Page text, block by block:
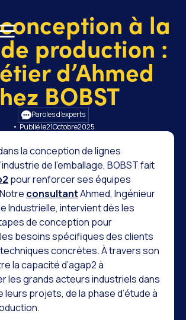
à la
production :
d’Ahmed
BOBST
Paroles d’experts
• Publié le21Octobre2025
la conception de lignes
de l’emballage, BOBST fait
pour renforcer ses équipes
consultantAhmed, Ingénieur
Industrielle, intervient dès les
de conception pour
besoins spécifiques des clients
concrètes. À travers son
la capacité d’agap2 à
les grands acteurs industriels dans
leurs projets, de la phase d’étude à